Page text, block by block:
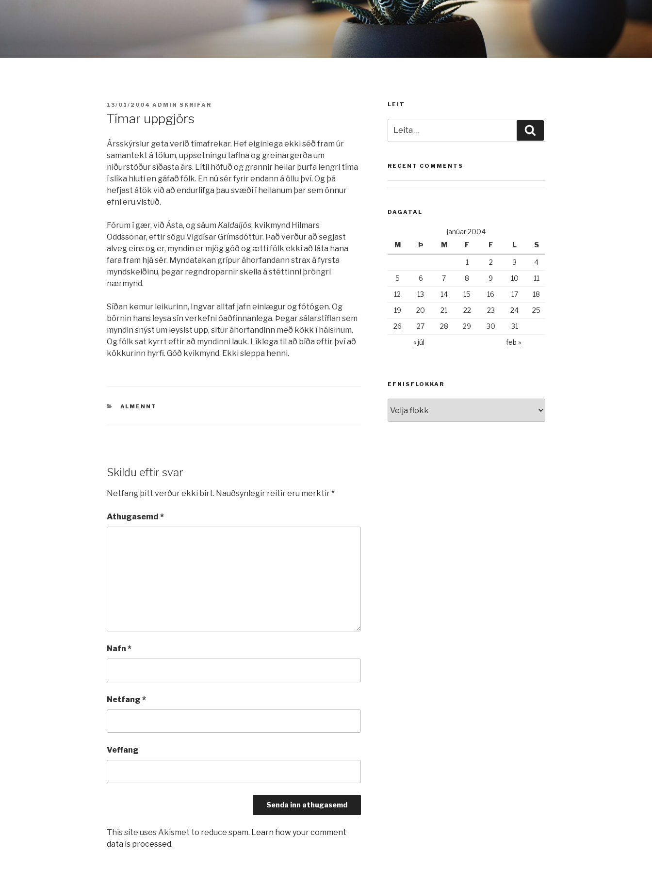
BIRT:
13/01/2004 ADMIN SKRIFAR
Tímar uppgjörs
Ársskýrslur geta verið tímafrekar. Hef eiginlega ekki séð fram úr
samantekt á tölum, uppsetningu taflna og greinargerða um
niðurstöður síðasta árs. Lítil höfuð og grannir heilar þurfa lengri tíma
í slíka hluti en gáfað fólk. En nú sér fyrir endann á öllu því. Og þá
hefjast átök við að endurlífga þau svæði í heilanum þar sem önnur
efni eru vistuð.
Fórum í gær, við Ásta, og sáum Kaldaljós, kvikmynd Hilmars
Oddssonar, eftir sögu Vigdísar Grímsdóttur. Það verður að segjast
alveg eins og er, myndin er mjög góð og ætti fólk ekki að láta hana
fara fram hjá sér. Myndatakan grípur áhorfandann strax á fyrsta
myndskeiðinu, þegar regndroparnir skella á stéttinni þröngri
nærmynd.
Síðan kemur leikurinn, Ingvar alltaf jafn einlægur og fótógen. Og
börnin hans leysa sín verkefni óaðfinnanlega. Þegar sálarstíflan sem
myndin snýst um leysist upp, situr áhorfandinn með kökk í hálsinum.
Og fólk sat kyrrt eftir að myndinni lauk. Líklega til að bíða eftir því að
kökkurinn hyrfi. Góð kvikmynd. Ekki sleppa henni.
VÖRUFLOKKAR
ALMENNT
Skildu eftir svar
Netfang þitt verður ekki birt. Nauðsynlegir reitir eru merktir*
Athugasemd *
Nafn *
Netfang *
Veffang
This site uses Akismet to reduce spam. Learn how your comment
data is processed.
LEIT
að:
RECENT COMMENTS
DAGATAL
janúar 2004
M
Þ M F F L S
1 2 3
4
5
6 7 8 9 10
11
12
13 14 15 16 17
18
19
20 21 22 23 24
25
26
27 28 29 30
31
« júl
feb »
EFNISFLOKKAR